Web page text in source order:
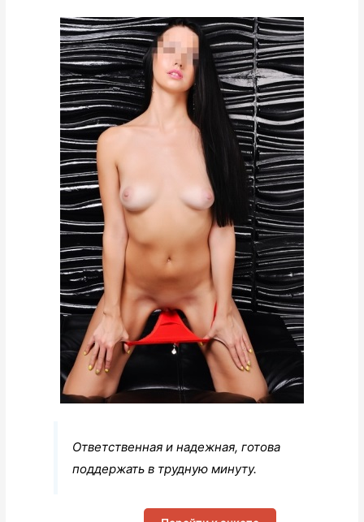
Ответственная и надежная, готова
поддержать в трудную минуту.